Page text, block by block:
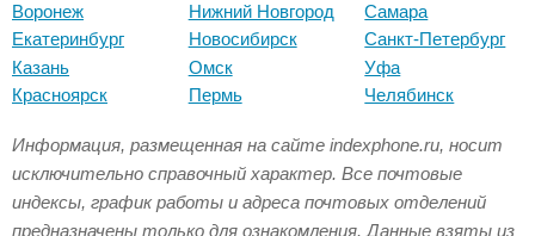
Воронеж
Екатеринбург
Казань
Красноярск
Нижний Новгород
Новосибирск
Омск
Пермь
Самара
Санкт-Петербург
Уфа
Челябинск
Информация, размещенная на сайте indexphone.ru, носит
исключительно справочный характер. Все почтовые
индексы, график работы и адреса почтовых отделений
предназначены только для ознакомления. Данные взяты из